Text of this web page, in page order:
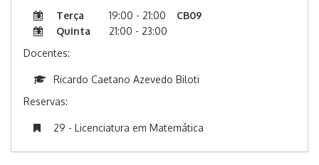
Terça 19:00 - 21:00
CB09
Quinta
21:00 - 23:00
Docentes:
Ricardo Caetano Azevedo Biloti
Reservas:
29 - Licenciatura em Matemática